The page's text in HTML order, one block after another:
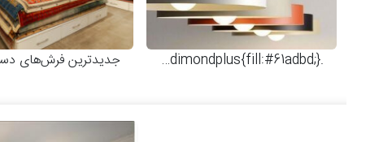
.dimondplus{fill:#61adbd;}
انواع چراغ‌آویزهای شیک و مدرن